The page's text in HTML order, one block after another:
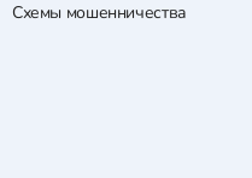
Схемы мошенничества